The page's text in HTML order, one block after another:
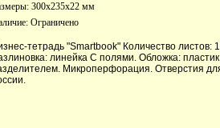
300x235x22 мм
Ограничено
тетрадь "Smartbook" Количество
линейка С полями. Обложка:
Микроперфорация. Отверстия